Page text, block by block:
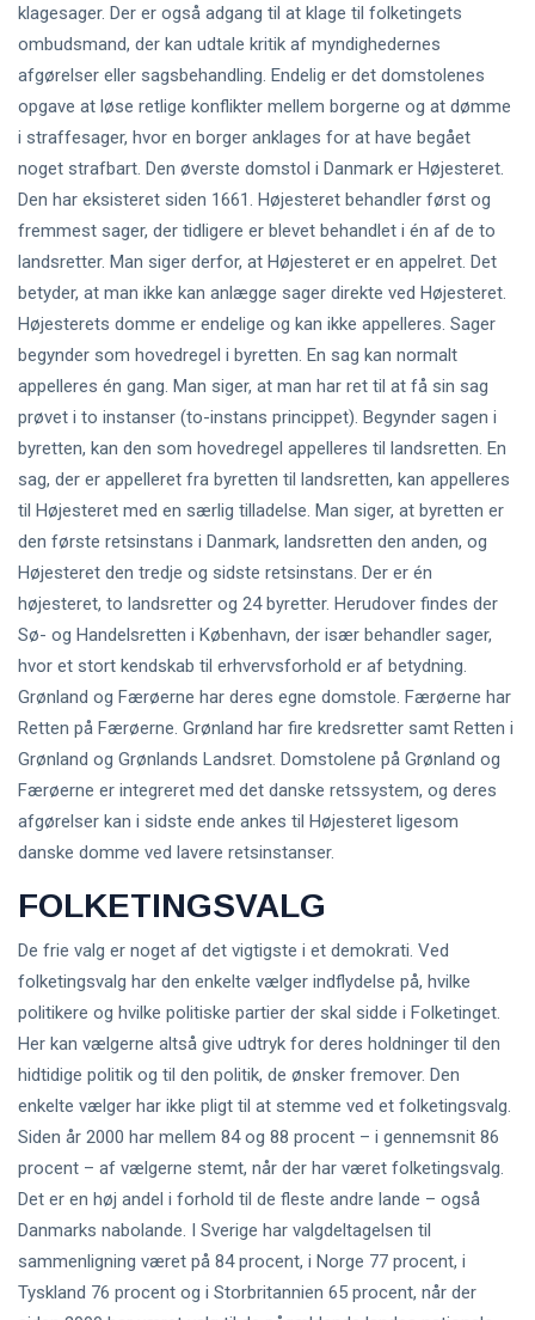
klagesager. Der er også adgang til at klage til folketingets
ombudsmand, der kan udtale kritik af myndighedernes
afgørelser eller sagsbehandling. Endelig er det domstolenes
opgave at løse retlige konflikter mellem borgerne og at dømme
i straffesager, hvor en borger anklages for at have begået
noget strafbart. Den øverste domstol i Danmark er Højesteret.
Den har eksisteret siden 1661. Højesteret behandler først og
fremmest sager, der tidligere er blevet behandlet i én af de to
landsretter. Man siger derfor, at Højesteret er en appelret. Det
betyder, at man ikke kan anlægge sager direkte ved Højesteret.
Højesterets domme er endelige og kan ikke appelleres. Sager
begynder som hovedregel i byretten. En sag kan normalt
appelleres én gang. Man siger, at man har ret til at få sin sag
prøvet i to instanser (to-instans princippet). Begynder sagen i
byretten, kan den som hovedregel appelleres til landsretten. En
sag, der er appelleret fra byretten til landsretten, kan appelleres
til Højesteret med en særlig tilladelse. Man siger, at byretten er
den første retsinstans i Danmark, landsretten den anden, og
Højesteret den tredje og sidste retsinstans. Der er én
højesteret, to landsretter og 24 byretter. Herudover findes der
Sø- og Handelsretten i København, der især behandler sager,
hvor et stort kendskab til erhvervsforhold er af betydning.
Grønland og Færøerne har deres egne domstole. Færøerne har
Retten på Færøerne. Grønland har fire kredsretter samt Retten i
Grønland og Grønlands Landsret. Domstolene på Grønland og
Færøerne er integreret med det danske retssystem, og deres
afgørelser kan i sidste ende ankes til Højesteret ligesom
danske domme ved lavere retsinstanser.
FOLKETINGSVALG
De frie valg er noget af det vigtigste i et demokrati. Ved
folketingsvalg har den enkelte vælger indflydelse på, hvilke
politikere og hvilke politiske partier der skal sidde i Folketinget.
Her kan vælgerne altså give udtryk for deres holdninger til den
hidtidige politik og til den politik, de ønsker fremover. Den
enkelte vælger har ikke pligt til at stemme ved et folketingsvalg.
Siden år 2000 har mellem 84 og 88 procent – i gennemsnit 86
procent – af vælgerne stemt, når der har været folketingsvalg.
Det er en høj andel i forhold til de fleste andre lande – også
Danmarks nabolande. I Sverige har valgdeltagelsen til
sammenligning været på 84 procent, i Norge 77 procent, i
Tyskland 76 procent og i Storbritannien 65 procent, når der